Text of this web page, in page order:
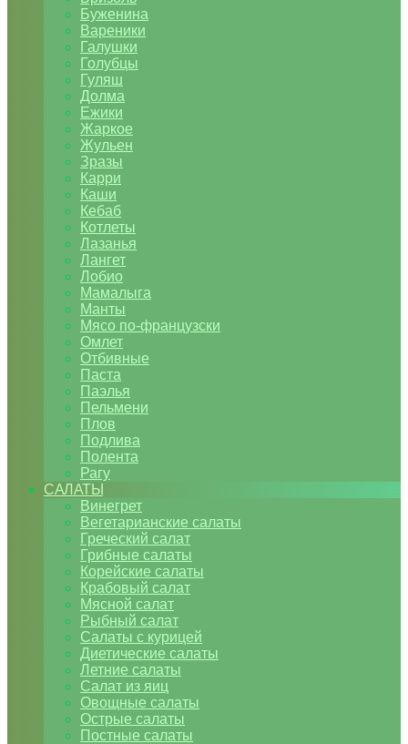
Буженина
Вареники
Галушки
Голубцы
Гуляш
Долма
Ежики
Жаркое
Жульен
Зразы
Карри
Каши
Кебаб
Котлеты
Лазанья
Лангет
Лобио
Мамалыга
Манты
Мясо по-французски
Омлет
Отбивные
Паста
Паэлья
Пельмени
Плов
Подлива
Полента
Рагу
САЛАТЫ
Винегрет
Вегетарианские салаты
Греческий салат
Грибные салаты
Корейские салаты
Крабовый салат
Мясной салат
Рыбный салат
Салаты с курицей
Диетические салаты
Летние салаты
Салат из яиц
Овощные салаты
Острые салаты
Постные салаты